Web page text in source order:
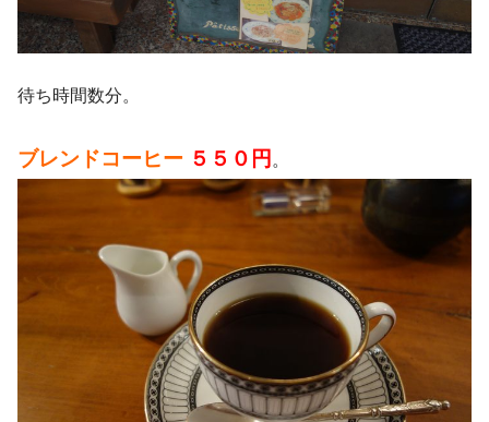
待ち時間数分。
ブレンドコーヒー ５５０円 。